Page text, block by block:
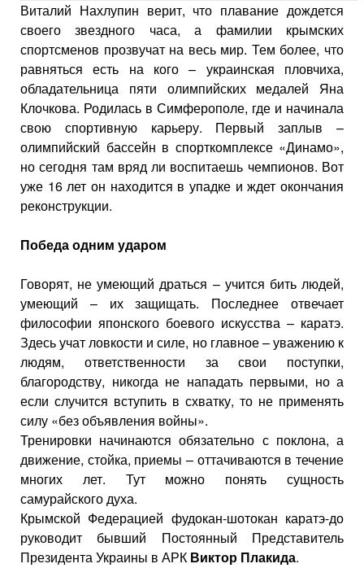
Виталий Нахлупин верит, что плавание дождется
своего звездного часа, а фамилии крымских
спортсменов прозвучат на весь мир. Тем более, что
равняться есть на кого – украинская пловчиха,
обладательница пяти олимпийских медалей Яна
Клочкова. Родилась в Симферополе, где и начинала
свою спортивную карьеру. Первый заплыв –
олимпийский бассейн в спорткомплексе «Динамо»,
но сегодня там вряд ли воспитаешь чемпионов. Вот
уже 16 лет он находится в упадке и ждет окончания
реконструкции.
Победа одним ударом
Говорят, не умеющий драться – учится бить людей,
умеющий – их защищать. Последнее отвечает
философии японского боевого искусства – каратэ.
Здесь учат ловкости и силе, но главное – уважению к
людям, ответственности за свои поступки,
благородству, никогда не нападать первыми, но а
если случится вступить в схватку, то не применять
силу «без объявления войны».
Тренировки начинаются обязательно с поклона, а
движение, стойка, приемы – оттачиваются в течение
многих лет. Тут можно понять сущность
самурайского духа.
Крымской Федерацией фудокан-шотокан каратэ-до
руководит бывший Постоянный Представитель
Президента Украины в АРК Виктор Плакида.